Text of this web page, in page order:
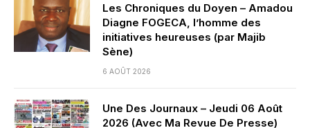
Les Chroniques du Doyen – Amadou
Diagne FOGECA, l’homme des
initiatives heureuses (par Majib
Sène)
6 AOÛT 2026
Une Des Journaux – Jeudi 06 Août
2026 (Avec Ma Revue De Presse)